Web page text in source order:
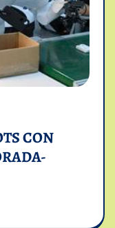
CON